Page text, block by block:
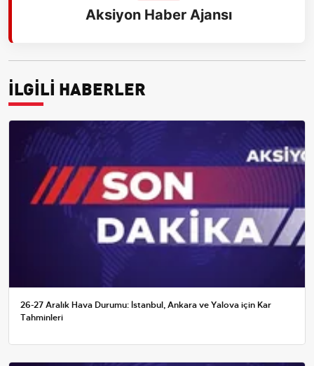
Aksiyon Haber Ajansı
İLGİLİ HABERLER
26-27 Aralık Hava Durumu: İstanbul, Ankara ve Yalova için Kar
Tahminleri